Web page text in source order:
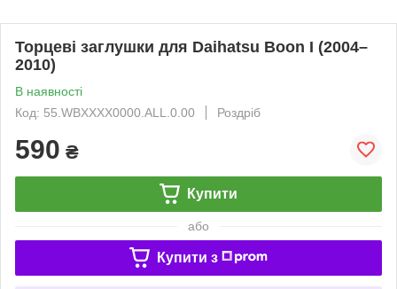
Торцеві заглушки для Daihatsu Boon I (2004–
2010)
В наявності
Код: 55.WBXXXX0000.ALL.0.00
Роздріб
590 ₴
Купити
або
Купити з